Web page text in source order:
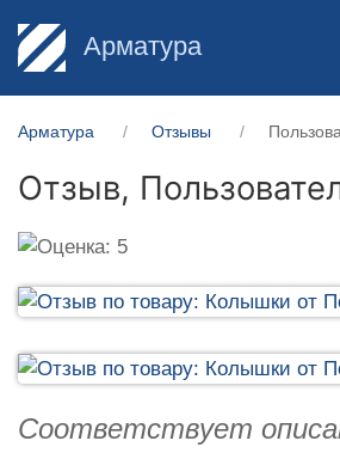
Арматура
Арматура Отзывы
Отзыв,
Соответствует